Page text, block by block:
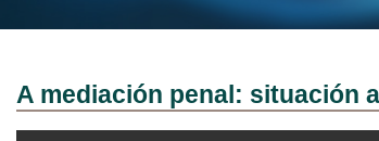
A mediación penal: situación